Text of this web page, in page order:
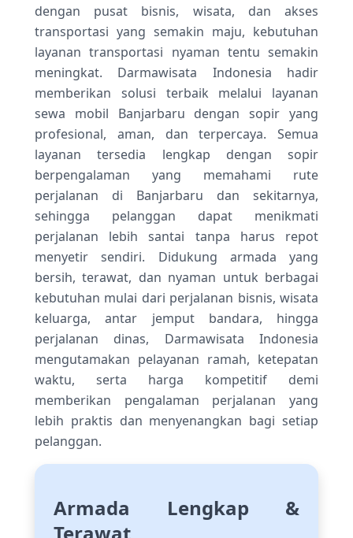
kenyamanan selama perjalanan. Selain hemat
waktu, menggunakan rental mobil dengan sopir
memberikan fleksibilitas dalam menentukan
tujuan dan jadwal perjalanan. Berbagai pilihan
armada tersedia mulai dari city car hingga
mobil keluarga dengan kondisi prima dan
terawat. Dengan harga yang kompetitif serta
pelayanan profesional, kebutuhan transportasi
Anda di Banjarbaru dapat terpenuhi dengan
lebih mudah dan terpercaya.
dengan pusat bisnis, wisata, dan akses
transportasi yang semakin maju, kebutuhan
layanan transportasi nyaman tentu semakin
meningkat. Darmawisata Indonesia hadir
memberikan solusi terbaik melalui layanan
sewa mobil Banjarbaru dengan sopir yang
profesional, aman, dan terpercaya. Semua
layanan tersedia lengkap dengan sopir
berpengalaman yang memahami rute
perjalanan di Banjarbaru dan sekitarnya,
sehingga pelanggan dapat menikmati
perjalanan lebih santai tanpa harus repot
menyetir sendiri. Didukung armada yang
bersih, terawat, dan nyaman untuk berbagai
kebutuhan mulai dari perjalanan bisnis, wisata
keluarga, antar jemput bandara, hingga
perjalanan dinas, Darmawisata Indonesia
mengutamakan pelayanan ramah, ketepatan
waktu, serta harga kompetitif demi
memberikan pengalaman perjalanan yang
lebih praktis dan menyenangkan bagi setiap
pelanggan.
Armada Lengkap &